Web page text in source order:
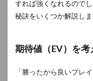
すれば強くなれるので
秘訣をいくつか解説しま
期待値（EV）を考
「勝ったから良いプレ